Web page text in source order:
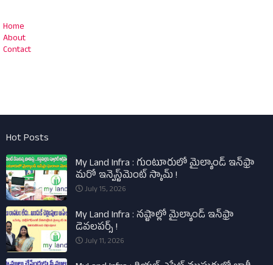
Home
About
Contact
Hot Posts
My Land Infra : గుంటూరులో మైల్యాండ్ ఇన్‌ఫ్రా
మరో ఇన్వెస్ట్‌మెంట్ స్కామ్ !
July 15, 2026
My Land Infra : నష్టాల్లో మైల్యాండ్ ఇన్‌ఫ్రా
డెవలపర్స్ !
July 11, 2026